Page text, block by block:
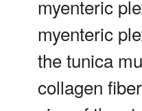
myenteric
myenteric
the tunica
collagen